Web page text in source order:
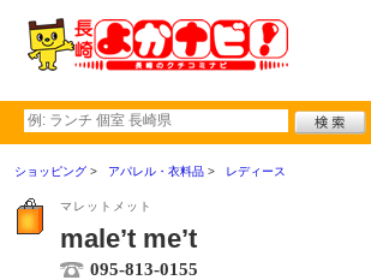
ショッピング アパレル・衣料品 レディース
マレットメット
male’t me’t
095-813-0155